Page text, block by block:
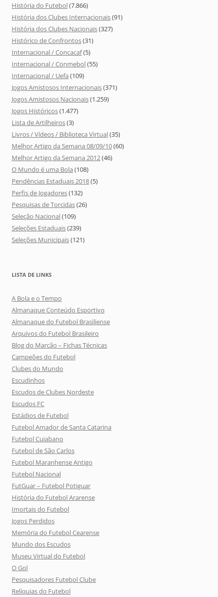
História do Futebol(7.866)
História dos Clubes Internacionais(91)
História dos Clubes Nacionais(327)
Histórico de Confrontos(31)
Internacional / Concacaf(5)
Internacional / Conmebol(55)
Internacional / Uefa (109)
Jogos Amistosos Internacionais(371)
Jogos Amistosos Nacionais(1.259)
Jogos Históricos(1.477)
Lista de Artilheiros(3)
Livros / Vídeos / Biblioteca Virtual(35)
Melhor Artigo da Semana 08/09/10(60)
Melhor Artigo da Semana 2012(46)
O Mundo é uma Bola (108)
Pendências Estaduais 2018(5)
Perfis de Jogadores(132)
Pesquisas de Torcidas(26)
Seleção Nacional(109)
Seleções Estaduais(239)
Seleções Municipais(121)
LISTA DE LINKS
A Bola e o Tempo
Almanaque Conteúdo Esportivo
Almanaque do Futebol Brasiliense
Arquivos do Futebol Brasileiro
Blog do Marcão – Fichas Técnicas
Campeões do Futebol
Clubes do Mundo
Escudinhos
Escudos de Clubes Nordeste
Escudos FC
Estádios de Futebol
Futebol Amador de Santa Catarina
Futebol Cuiabano
Futebol de São Carlos
Futebol Maranhense Antigo
Futebol Nacional
FutGuar – Futebol Potiguar
História do Futebol Ararense
Imortais do Futebol
Jogos Perdidos
Memória do Futebol Cearense
Mundo dos Escudos
Museu Virtual do Futebol
O Gol
Pesquisadores Futebol Clube
Relíquias do Futebol